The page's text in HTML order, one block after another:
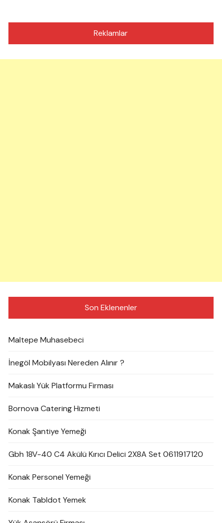
Reklamlar
Son Eklenenler
Maltepe Muhasebeci
İnegöl Mobilyası Nereden Alınır ?
Makaslı Yük Platformu Firması
Bornova Catering Hizmeti
Konak Şantiye Yemeği
Gbh 18V-40 C4 Akülü Kırıcı Delici 2X8A Set 0611917120
Konak Personel Yemeği
Konak Tabldot Yemek